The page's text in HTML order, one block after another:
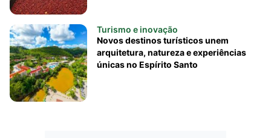
Turismo e inovação
Novos destinos turísticos unem
arquitetura, natureza e experiências
únicas no Espírito Santo